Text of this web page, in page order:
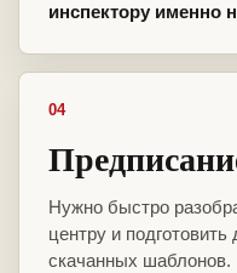
инспектору именно
04
Нужно быстро
центру и
скачанных шаблонов.